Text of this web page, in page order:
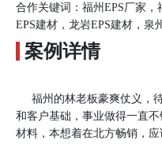
合作关键词：福州EPS厂家，
EPS建材，龙岩EPS建材，泉
案例详情
福州的林老板豪爽仗义，
和客户基础，事业做得一直
材料，本想着在北方畅销，